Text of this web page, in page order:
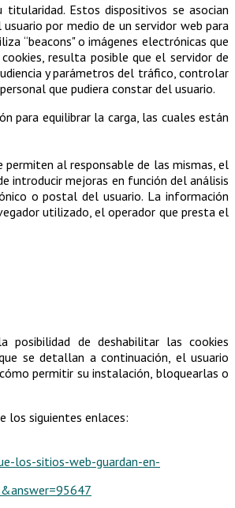
Estos dispositivos se asocian
por medio de un servidor web para
“beacons" o imágenes electrónicas que
resulta posible que el servidor de
y parámetros del tráfico, controlar
que pudiera constar del usuario.
para equilibrar la carga, las cuales están
al responsable de las mismas, el
mejoras en función del análisis
o postal del usuario. La información
utilizado, el operador que presta el
posibilidad de deshabilitar las cookies
se detallan a continuación, el usuario
permitir su instalación, bloquearlas o
los siguientes enlaces:
los-sitios-web-guardan-en-